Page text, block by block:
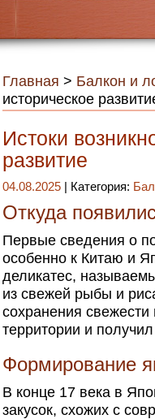
Главная > Балкон и
историческое
Истоки
развитие
04.08.2025 | Категория:
Откуда
Первые сведения о
особенно к Китаю и
деликатес,
из свежей рыбы и
сохранения свежести
территории и
Формирование
В конце 17 века в
закусок, схожих с